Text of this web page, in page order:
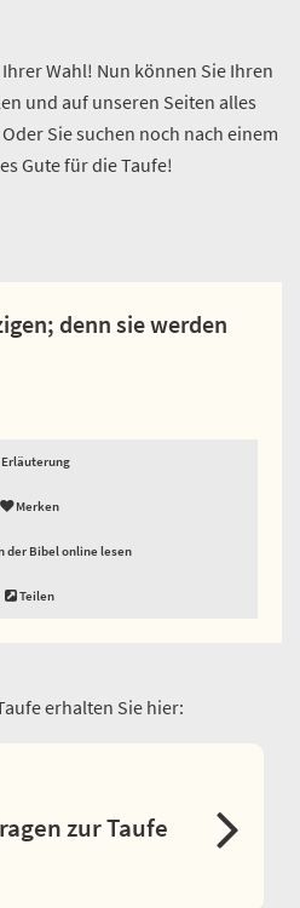
Wahl! Nun können Sie Ihren
und auf unseren Seiten alles
Sie suchen noch nach einem
Gute für die Taufe!
denn sie werden
Erläuterung
Merken
der Bibel online lesen
Teilen
erhalten Sie hier:
zur Taufe